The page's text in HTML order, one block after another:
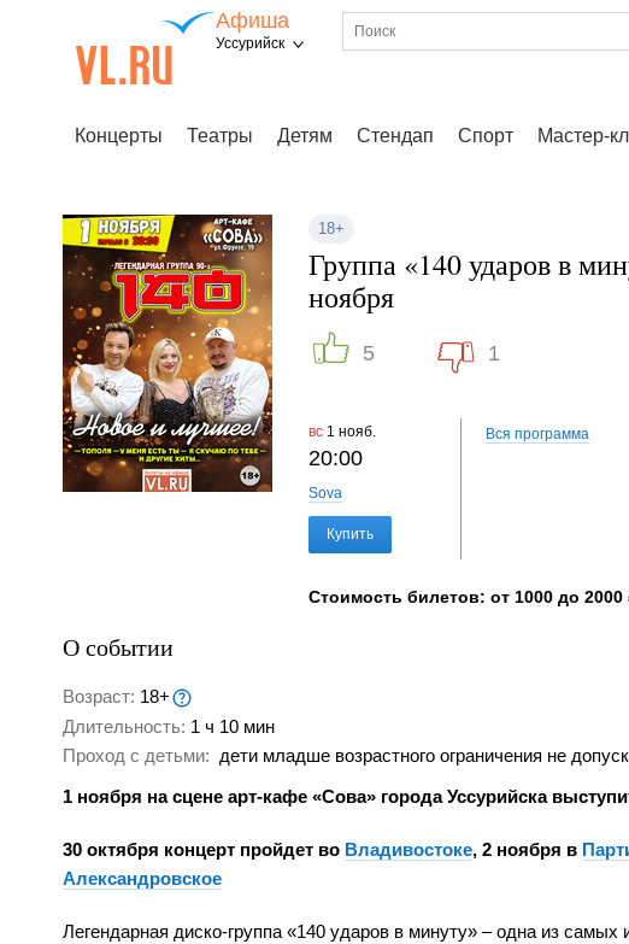
Афиша
Уссурийск
Концерты Театры Детям Стендап Спорт Мастер-
18+
Группа «140 ударов в
ноября
5 1
вс 1 нояб.
20:00
Sova
Купить
Вся программа
Стоимость билетов: от 1000 до 2000
О событии
Возраст: 18+
Длительность: 1 ч 10 мин
Проход с детьми: дети младше возрастного ограничения не
1 ноября на сцене арт-кафе «Сова» города Уссурийска
30 октября концерт пройдет во Владивостоке, 2 ноября в
Александровское
Легендарная диско-группа «140 ударов в минуту» – одна из